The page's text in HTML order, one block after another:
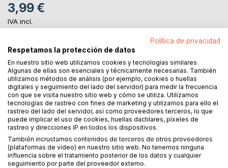
3,99 €
IVA incl.
ya disponible para descarga
AL CARRITO
Añadir a lista de deseo
Haz una reseña
Política de privacidad
Respetamos la protección de datos
En nuestro sitio web utilizamos cookies y tecnologías similares.
Algunas de ellas son esenciales y técnicamente necesarias. También
utilizamos métodos de análisis (por ejemplo, cookies o huellas
digitales y seguimiento del lado del servidor) para medir la frecuencia
con que se visita nuestro sitio web y cómo se utiliza. Utilizamos
tecnologías de rastreo con fines de marketing y utilizamos para ello el
rastreo del lado del servidor, así como proveedores terceros, lo que
puede implicar el uso de cookies, huellas dactilares, píxeles de
rastreo y direcciones IP en todos los dispositivos.
También incrustamos contenidos de terceros de otros proveedores
(plataformas de vídeo) en nuestro sitio web. No tenemos ninguna
influencia sobre el tratamiento posterior de los datos y cualquier
seguimiento por parte del proveedor externo.